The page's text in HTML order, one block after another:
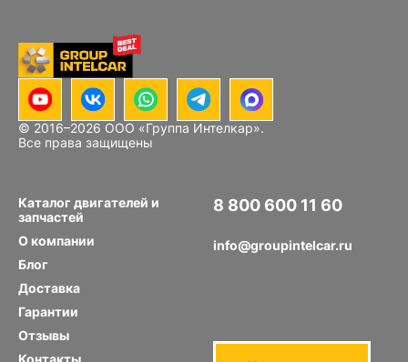
© 2016–2026 ООО «Группа Интелкар».
Все права защищены
Каталог двигателей и
запчастей
О компании
Блог
Доставка
Гарантии
Отзывы
8 800 600 11 60
info@groupintelcar.ru